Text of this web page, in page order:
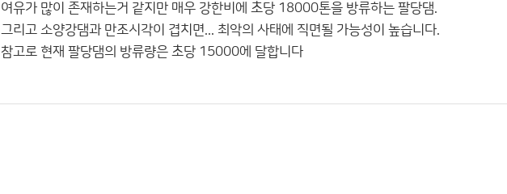
여유가 많이 존재하는거 같지만 매우 강한비에 초당 18000톤을 방류하는 팔당댐.
그리고 소양강댐과 만조시각이 겹치면... 최악의 사태에 직면될 가능성이 높습니다.
참고로 현재 팔당댐의 방류량은 초당 15000에 달합니다